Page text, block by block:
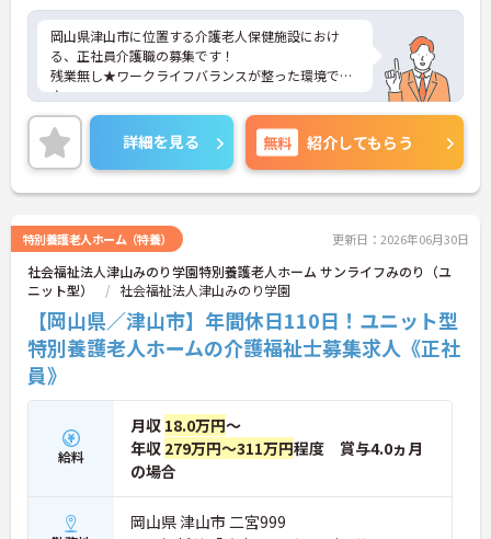
岡山県津山市に位置する介護老人保健施設におけ
る、正社員介護職の募集です！
残業無し★ワークライフバランスが整った環境です
♪
ご興味ある方には、面接対策ポイントなど、さらに
詳細をお話しいたしますのでお気軽にご相談くださ
い。
詳細を見る 無料 紹介してもらう
特別養護老人ホーム（特養） 更新日：2026年06月30日
社会福祉法人津山みのり学園特別養護老人ホーム サンライフみのり（ユ
ニット型）
社会福祉法人津山みのり学園
【岡山県／津山市】年間休日110日！ユニット型
特別養護老人ホームの介護福祉士募集求人《正社
員》
給料
月収 18.0万円～
年収 279万円～311万円程度 賞与4.0ヵ月
の場合
岡山県 津山市 二宮999